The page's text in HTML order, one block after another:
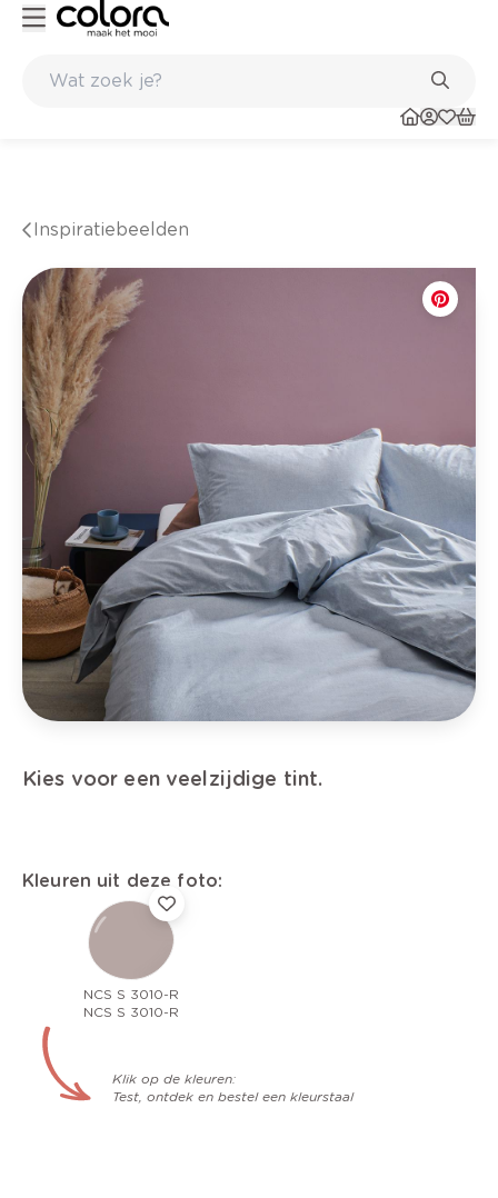
Inspiratiebeelden
Kies voor een veelzijdige tint.
Kleuren uit deze foto:
NCS S 3010-R
NCS S 3010-R
Klik op de kleuren:
Test, ontdek en bestel een kleurstaal